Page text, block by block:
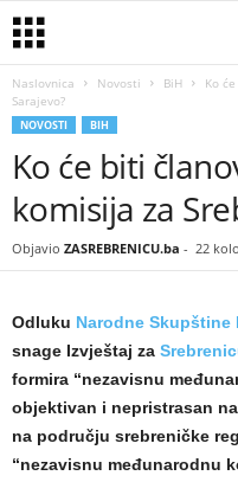
Naslovnica Novosti BiH
Ko
Sarajevo?
NOVOSTI BIH
Ko će biti
komisija za
Objavio ZASREBRENICU.ba - 22
Odluku Narodne Skupštine
snage Izvještaj za
formira “nezavisnu
objektivan i nepristrasan
na području srebreničke
“nezavisnu međunarodnu